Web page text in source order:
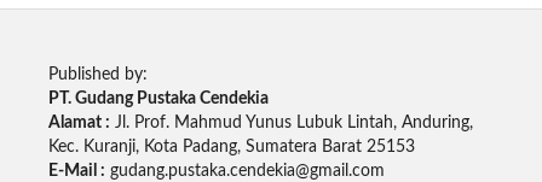
Published by:
PT. Gudang Pustaka Cendekia
Alamat : Jl. Prof. Mahmud Yunus Lubuk Lintah, Anduring,
Kec. Kuranji, Kota Padang, Sumatera Barat 25153
E-Mail : gudang.pustaka.cendekia@gmail.com